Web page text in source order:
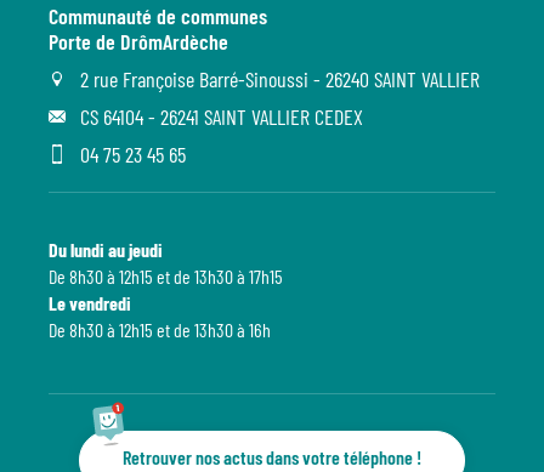
Communauté de communes
Porte de DrômArdèche
2 rue Françoise Barré-Sinoussi - 26240 SAINT VALLIER
CS 64104 - 26241 SAINT VALLIER CEDEX
04 75 23 45 65
Du lundi au jeudi
De 8h30 à 12h15 et de 13h30 à 17h15
Le vendredi
De 8h30 à 12h15 et de 13h30 à 16h
Retrouver nos actus dans votre téléphone !